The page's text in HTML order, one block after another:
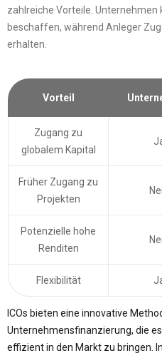
zahlreiche Vorteile. Unternehmen
beschaffen, während Anleger
erhalten.
Vorteil
Zugang zu
globalem Kapital
Früher Zugang zu
Projekten
Potenzielle hohe
Renditen
Flexibilität
ICOs bieten eine innovative
Unternehmensfinanzierung, die
effizient in den Markt zu bringen.